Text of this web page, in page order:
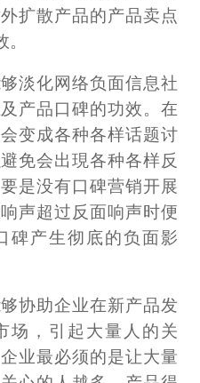
扩散产品的产品卖点
淡化网络负面信息社
产品口碑的功效。在
变成各种各样话题讨
免会出現各种各样反
是没有口碑营销开展
声超过反面响声时便
碑产生彻底的负面影
协助企业在新产品发
场，引起大量人的关
业最必须的是让大量